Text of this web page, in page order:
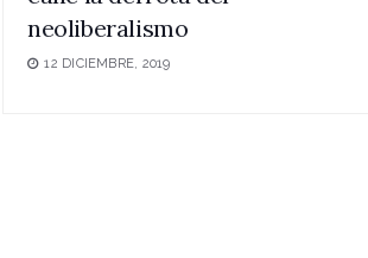
neoliberalismo
12 DICIEMBRE, 2019